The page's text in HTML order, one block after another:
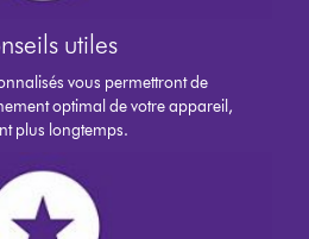
utiles
vous permettront de
optimal de votre appareil,
plus longtemps.